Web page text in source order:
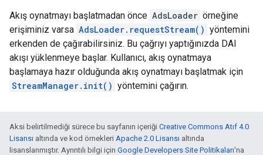
Akış oynatmayı başlatmadan önce AdsLoader örneğine
erişiminiz varsa AdsLoader.requestStream() yöntemini
erkenden de çağırabilirsiniz. Bu çağrıyı yaptığınızda DAI
akışı yüklenmeye başlar. Kullanıcı, akış oynatmaya
başlamaya hazır olduğunda akış oynatmayı başlatmak için
StreamManager.init() yöntemini çağırın.
Aksi belirtilmediği sürece bu sayfanın içeriği Creative Commons Atıf 4.0
Lisansı altında ve kod örnekleri Apache 2.0 Lisansı altında
lisanslanmıştır. Ayrıntılı bilgi için Google Developers Site Politikaları'na